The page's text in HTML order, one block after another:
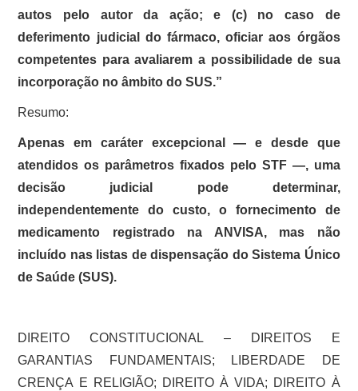
autos pelo autor da ação; e (c) no caso de
deferimento judicial do fármaco, oficiar aos órgãos
competentes para avaliarem a possibilidade de sua
incorporação no âmbito do SUS.”
Resumo:
Apenas em caráter excepcional — e desde que
atendidos os parâmetros fixados pelo STF —, uma
decisão judicial pode determinar,
independentemente do custo, o fornecimento de
medicamento registrado na ANVISA, mas não
incluído nas listas de dispensação do Sistema Único
de Saúde (SUS).
DIREITO CONSTITUCIONAL – DIREITOS E
GARANTIAS FUNDAMENTAIS; LIBERDADE DE
CRENÇA E RELIGIÃO; DIREITO À VIDA; DIREITO À